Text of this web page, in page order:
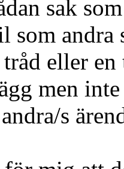
sak
som
eller
men
s